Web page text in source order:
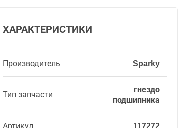
ХАРАКТЕРИСТИКИ
Производитель Sparky
Тип запчасти
гнездо
подшипника
Артикул 117272